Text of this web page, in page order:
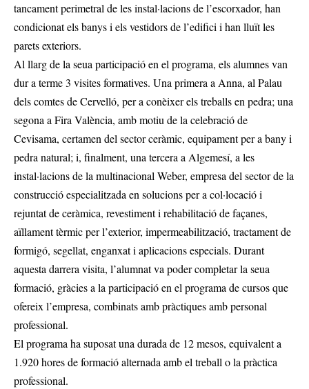
tancament perimetral de les instal·lacions de l’escorxador, han
condicionat els banys i els vestidors de l’edifici i han lluït les
parets exteriors.
Al llarg de la seua participació en el programa, els alumnes van
dur a terme 3 visites formatives. Una primera a Anna, al Palau
dels comtes de Cervelló, per a conèixer els treballs en pedra; una
segona a Fira València, amb motiu de la celebració de
Cevisama, certamen del sector ceràmic, equipament per a bany i
pedra natural; i, finalment, una tercera a Algemesí, a les
instal·lacions de la multinacional Weber, empresa del sector de la
construcció especialitzada en solucions per a col·locació i
rejuntat de ceràmica, revestiment i rehabilitació de façanes,
aïllament tèrmic per l’exterior, impermeabilització, tractament de
formigó, segellat, enganxat i aplicacions especials. Durant
aquesta darrera visita, l’alumnat va poder completar la seua
formació, gràcies a la participació en el programa de cursos que
ofereix l’empresa, combinats amb pràctiques amb personal
professional.
El programa ha suposat una durada de 12 mesos, equivalent a
1.920 hores de formació alternada amb el treball o la pràctica
professional.